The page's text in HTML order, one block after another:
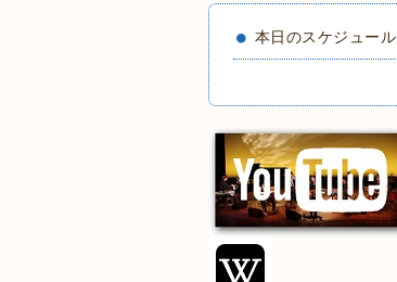
本日のスケジュール